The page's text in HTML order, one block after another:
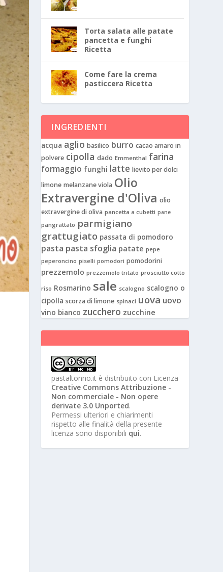
Torta salata alle patate
pancetta e funghi
Ricetta
Come fare la crema
pasticcera Ricetta
INGREDIENTI
acqua aglio basilico burro cacao amaro in
polvere cipolla dado Emmenthal farina
formaggio funghi latte lievito per dolci
limone melanzane viola Olio
Extravergine d'Oliva olio
extravergine di oliva pancetta a cubetti pane
pangrattato parmigiano
grattugiato passata di pomodoro
pasta pasta sfoglia patate pepe
peperoncino piselli pomodori pomodorini
prezzemolo prezzemolo tritato prosciutto cotto
riso Rosmarino sale scalogno scalogno o
cipolla scorza di limone spinaci uova uovo
vino bianco zucchero zucchine
pastaltonno.it è distribuito con Licenza
Creative Commons Attribuzione -
Non commerciale - Non opere
derivate 3.0 Unported.
Permessi ulteriori e chiarimenti
rispetto alle finalità della presente
licenza sono disponibili qui.